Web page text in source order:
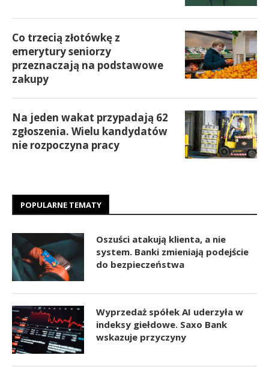
Co trzecią złotówkę z
emerytury seniorzy
przeznaczają na podstawowe
zakupy
Na jeden wakat przypadają 62
zgłoszenia. Wielu kandydatów
nie rozpoczyna pracy
POPULARNE TEMATY
Oszuści atakują klienta, a nie
system. Banki zmieniają podejście
do bezpieczeństwa
Wyprzedaż spółek AI uderzyła w
indeksy giełdowe. Saxo Bank
wskazuje przyczyny